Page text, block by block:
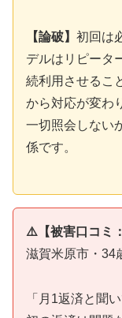
【論破】 初回は
デルはリピータ
続利用させるこ
から対応が変わ
一切照会しない
係です。
⚠️【被害口コミ
滋賀米原市・34
「月1返済と聞